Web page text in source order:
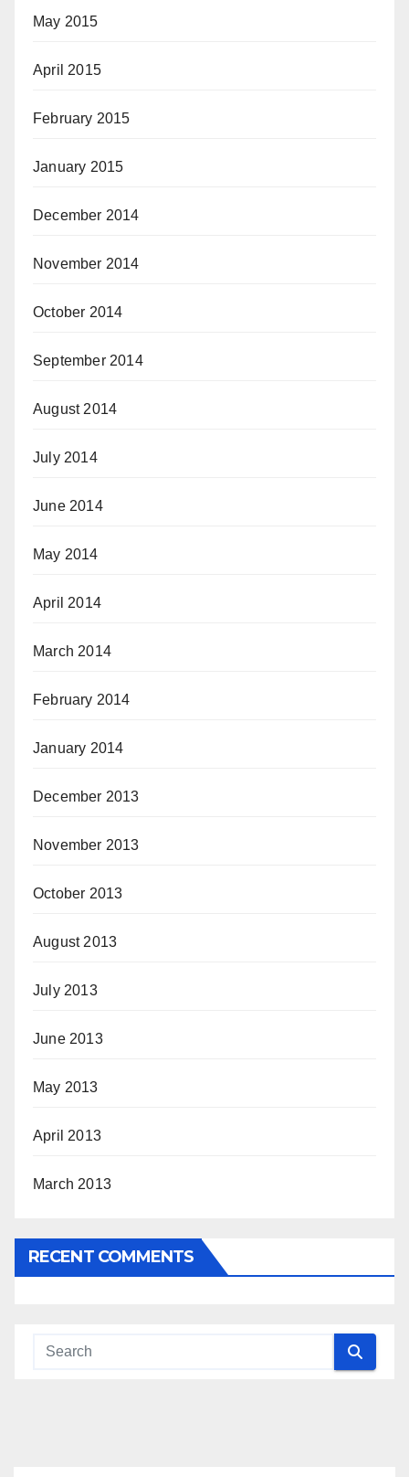
May 2015
April 2015
February 2015
January 2015
December 2014
November 2014
October 2014
September 2014
August 2014
July 2014
June 2014
May 2014
April 2014
March 2014
February 2014
January 2014
December 2013
November 2013
October 2013
August 2013
July 2013
June 2013
May 2013
April 2013
March 2013
RECENT COMMENTS